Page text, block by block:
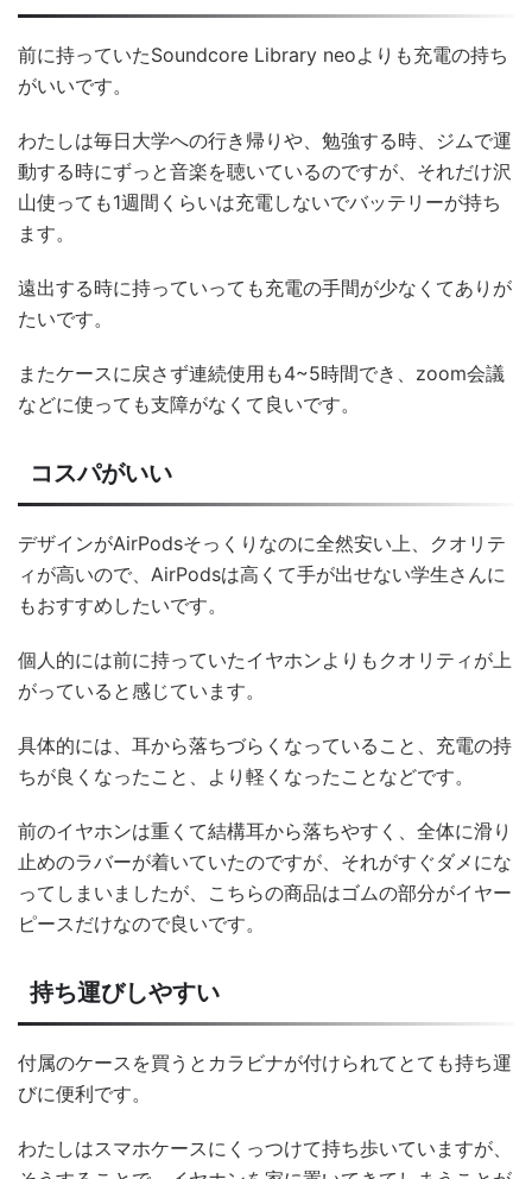
前に持っていたSoundcore Library neoよりも充電の持ち
がいいです。
わたしは毎日大学への行き帰りや、勉強する時、ジムで運
動する時にずっと音楽を聴いているのですが、それだけ沢
山使っても1週間くらいは充電しないでバッテリーが持ち
ます。
遠出する時に持っていっても充電の手間が少なくてありが
たいです。
またケースに戻さず連続使用も4~5時間でき、zoom会議
などに使っても支障がなくて良いです。
コスパがいい
デザインがAirPodsそっくりなのに全然安い上、クオリテ
ィが高いので、AirPodsは高くて手が出せない学生さんに
もおすすめしたいです。
個人的には前に持っていたイヤホンよりもクオリティが上
がっていると感じています。
具体的には、耳から落ちづらくなっていること、充電の持
ちが良くなったこと、より軽くなったことなどです。
前のイヤホンは重くて結構耳から落ちやすく、全体に滑り
止めのラバーが着いていたのですが、それがすぐダメにな
ってしまいましたが、こちらの商品はゴムの部分がイヤー
ピースだけなので良いです。
持ち運びしやすい
付属のケースを買うとカラビナが付けられてとても持ち運
びに便利です。
わたしはスマホケースにくっつけて持ち歩いていますが、